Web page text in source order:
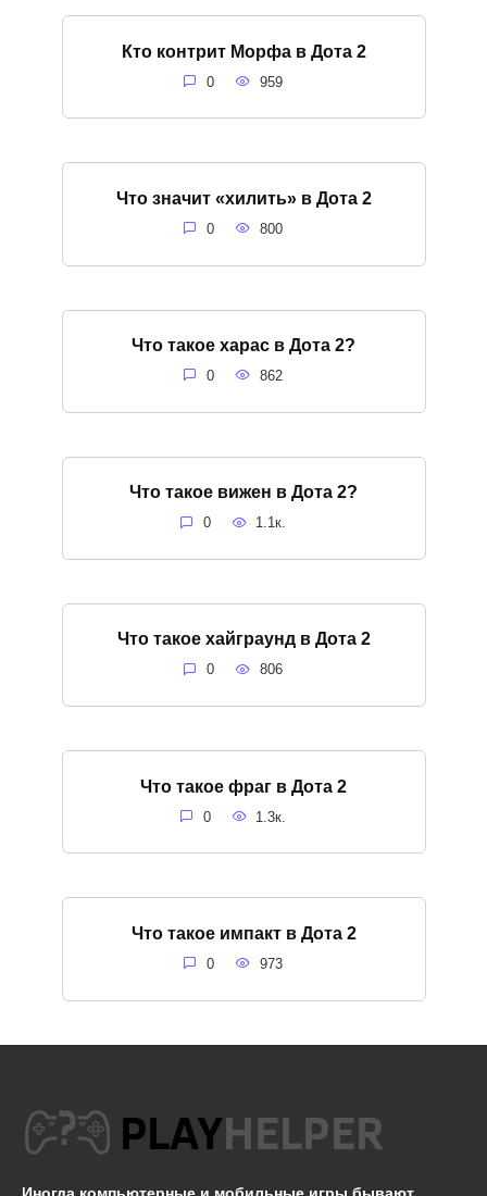
Кто контрит Морфа в Дота 2
0 959
Что значит «хилить» в Дота 2
0 800
Что такое харас в Дота 2?
0 862
Что такое вижен в Дота 2?
0 1.1к.
Что такое хайграунд в Дота 2
0 806
Что такое фраг в Дота 2
0 1.3к.
Что такое импакт в Дота 2
0 973
Иногда компьютерные и мобильные игры бывают